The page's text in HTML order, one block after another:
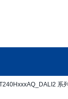
系列